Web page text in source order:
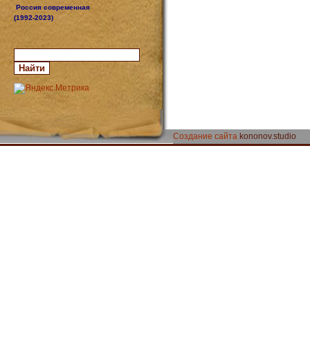
Россия современная
(1992-2023)
Создание сайта kononov.studio